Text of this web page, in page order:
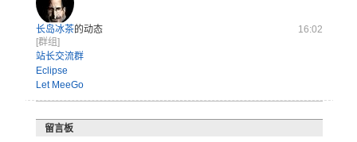
长岛冰茶的动态
16:02
[群组]
站长交流群
Eclipse
Let MeeGo
留言板